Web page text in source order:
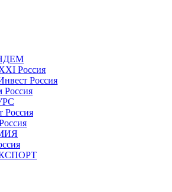
Россия
Россия
Россия
Россия